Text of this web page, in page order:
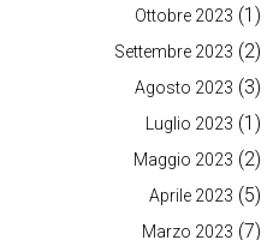
Ottobre 2023 (1)
Settembre 2023 (2)
Agosto 2023 (3)
Luglio 2023 (1)
Maggio 2023 (2)
Aprile 2023 (5)
Marzo 2023 (7)